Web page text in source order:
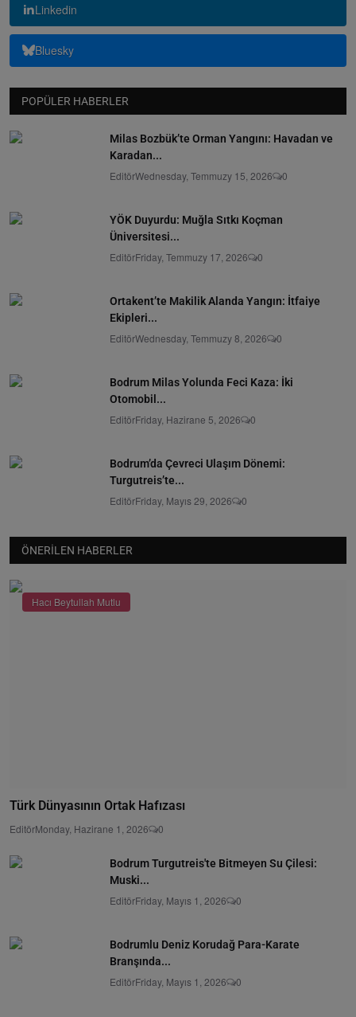
Linkedin
Bluesky
POPÜLER HABERLER
Milas Bozbük’te Orman Yangını: Havadan ve
Karadan...
EditörWednesday, Temmuzy 15, 2026 0
YÖK Duyurdu: Muğla Sıtkı Koçman
Üniversitesi...
EditörFriday, Temmuzy 17, 2026 0
Ortakent’te Makilik Alanda Yangın: İtfaiye
Ekipleri...
EditörWednesday, Temmuzy 8, 2026 0
Bodrum Milas Yolunda Feci Kaza: İki
Otomobil...
EditörFriday, Hazirane 5, 2026 0
Bodrum’da Çevreci Ulaşım Dönemi:
Turgutreis’te...
EditörFriday, Mayıs 29, 2026 0
ÖNERILEN HABERLER
Hacı Beytullah Mutlu
Türk Dünyasının Ortak Hafızası
EditörMonday, Hazirane 1, 2026 0
Bodrum Turgutreis'te Bitmeyen Su Çilesi:
Muski...
EditörFriday, Mayıs 1, 2026 0
Bodrumlu Deniz Korudağ Para-Karate
Branşında...
EditörFriday, Mayıs 1, 2026 0